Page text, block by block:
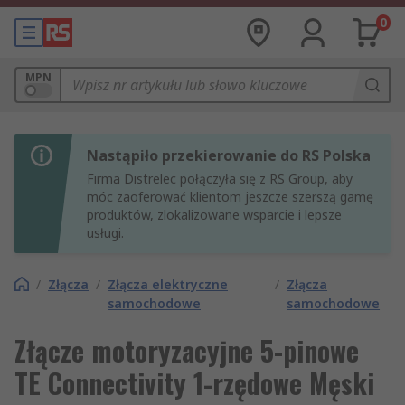
0
MPN
Nastąpiło przekierowanie do RS Polska
Firma Distrelec połączyła się z RS Group, aby
móc zaoferować klientom jeszcze szerszą gamę
produktów, zlokalizowane wsparcie i lepsze
usługi.
/ Złącza / Złącza elektryczne
samochodowe
/ Złącza
samochodowe
Złącze motoryzacyjne 5-pinowe
TE Connectivity 1-rzędowe Męski